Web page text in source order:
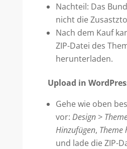
Nachteil: Das
nicht die
Nach dem Kauf
ZIP-Datei des
herunterladen.
Upload in
Gehe wie oben
vor: Design >
Hinzufügen, Theme
und lade die ZIP-